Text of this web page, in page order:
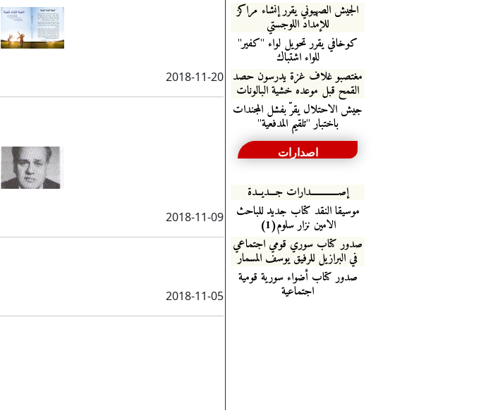
الجيش الصهيوني يقرر إنشاء مراكز
للإمداد اللوجستي
كوخافي يقرر تحويل لواء "كفير"
للواء اشتباك
مغتصبو غلاف غزة يدرسون حصد
القمح قبل موعده خشية البالونات
جيش الاحتلال يقرّ بفشل المجندات
باختبار "تلقيم المدفعية"
اصدارات
إصـــــــــــــدارات جـــديــدة
موسيقا النقد كتاب جديد للباحث
الامين نزار سلوم(1)
صدور كتاب سوري قومي اجتماعي
في البرازيل للرفيق يوسف المسمار
صدور كتاب أضواء سورية قومية
اجتماعية
2018-11-20
2018-11-09
2018-11-05